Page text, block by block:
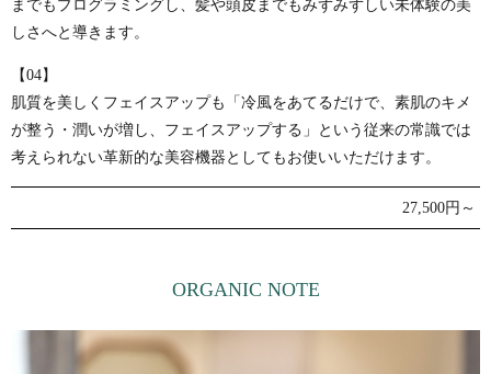
までもプログラミングし、髪や頭皮までもみずみずしい未体験の美
しさへと導きます。
【04】
肌質を美しくフェイスアップも「冷風をあてるだけで、素肌のキメ
が整う・潤いが増し、フェイスアップする」という従来の常識では
考えられない革新的な美容機器としてもお使いいただけます。
27,500円～
ORGANIC NOTE